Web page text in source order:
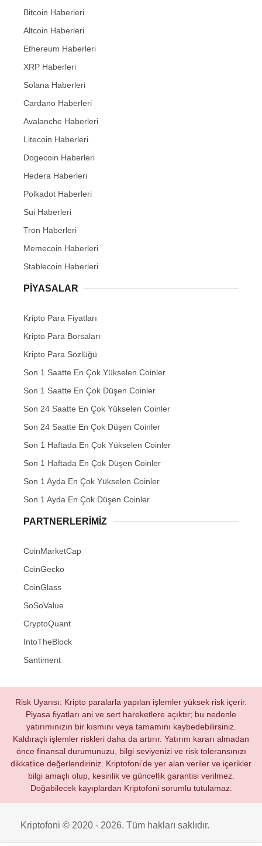
Bitcoin Haberleri
Altcoin Haberleri
Ethereum Haberleri
XRP Haberleri
Solana Haberleri
Cardano Haberleri
Avalanche Haberleri
Litecoin Haberleri
Dogecoin Haberleri
Hedera Haberleri
Polkadot Haberleri
Sui Haberleri
Tron Haberleri
Memecoin Haberleri
Stablecoin Haberleri
PIYASALAR
Kripto Para Fiyatları
Kripto Para Borsaları
Kripto Para Sözlüğü
Son 1 Saatte En Çok Yükselen Coinler
Son 1 Saatte En Çok Düşen Coinler
Son 24 Saatte En Çok Yükselen Coinler
Son 24 Saatte En Çok Düşen Coinler
Son 1 Haftada En Çok Yükselen Coinler
Son 1 Haftada En Çok Düşen Coinler
Son 1 Ayda En Çok Yükselen Coinler
Son 1 Ayda En Çok Düşen Coinler
PARTNERLERIMIZ
CoinMarketCap
CoinGecko
CoinGlass
SoSoValue
CryptoQuant
IntoTheBlock
Santiment
Risk Uyarısı: Kripto paralarla yapılan işlemler yüksek risk içerir.
Piyasa fiyatları ani ve sert hareketlere açıktır; bu nedenle
yatırımınızın bir kısmını veya tamamını kaybedebilirsiniz.
Kaldıraçlı işlemler riskleri daha da artırır. Yatırım kararı almadan
önce finansal durumunuzu, bilgi seviyenizi ve risk toleransınızı
dikkatlice değerlendiriniz. Kriptofoni’de yer alan veriler ve içerikler
bilgi amaçlı olup, kesinlik ve güncellik garantisi verilmez.
Doğabilecek kayıplardan Kriptofoni sorumlu tutulamaz.
Kriptofoni © 2020 - 2026. Tüm hakları saklıdır.